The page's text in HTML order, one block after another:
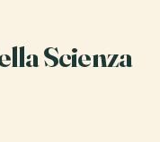
Scienza